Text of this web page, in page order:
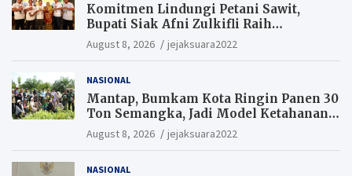
Komitmen Lindungi Petani Sawit,
Bupati Siak Afni Zulkifli Raih
Penghargaan SIEXPO 2026
August 8, 2026 jejaksuara2022
NASIONAL
Mantap, Bumkam Kota Ringin Panen 30
Ton Semangka, Jadi Model Ketahanan
Pangan Siak.
August 8, 2026 jejaksuara2022
NASIONAL